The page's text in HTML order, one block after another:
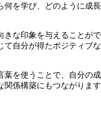
を学び、どのように成
な印象を与えることが
自分が得たポジティブ
を使うことで、自分の
係構築にもつながります